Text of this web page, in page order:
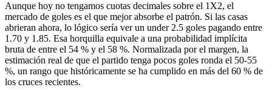
Aunque hoy no tengamos cuotas decimales sobre el 1X2, el
mercado de goles es el que mejor absorbe el patrón. Si las casas
abrieran ahora, lo lógico sería ver un under 2.5 goles pagando entre
1.70 y 1.85. Esa horquilla equivale a una probabilidad implícita
bruta de entre el 54 % y el 58 %. Normalizada por el margen, la
estimación real de que el partido tenga pocos goles ronda el 50-55
%, un rango que históricamente se ha cumplido en más del 60 % de
los cruces recientes.